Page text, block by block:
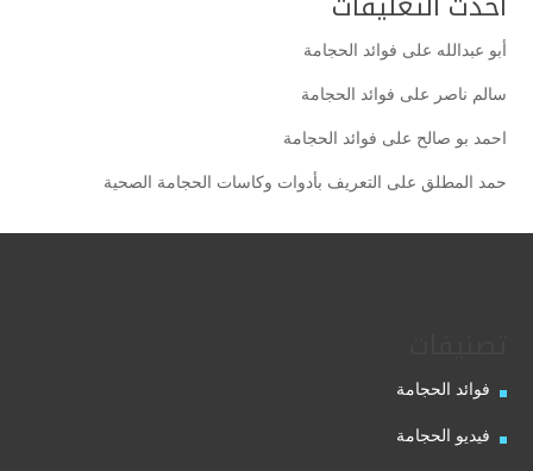
أبو عبدالله على فوائد الحجامة
سالم ناصر على فوائد الحجامة
احمد بو صالح على فوائد الحجامة
حمد المطلق على التعريف بأدوات وكاسات الحجامة الصحية
فوائد الحجامة
فيديو الحجامة